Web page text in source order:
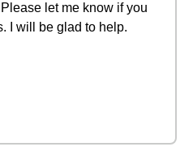
let me know if you
I will be glad to help.